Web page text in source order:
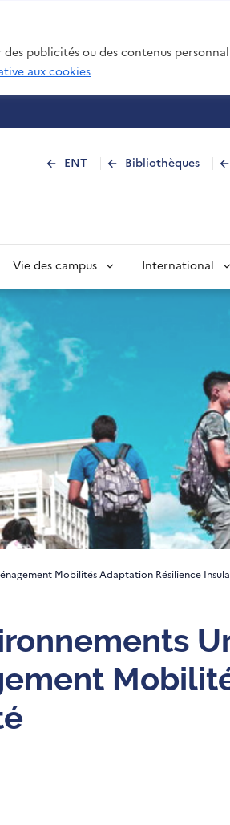
publicités ou des contenus
aux cookies
ENT Bibliothèques
Vie des campus International
Mobilités Adaptation Résilience